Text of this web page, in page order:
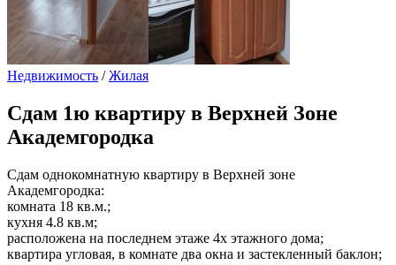
Недвижимость /Жилая
Сдам 1ю квартиру в Верхней Зоне
Академгородка
Сдам однокомнатную квартиру в Верхней зоне
Академгородка:
комната 18 кв.м.;
кухня 4.8 кв.м;
расположена на последнем этаже 4х этажного дома;
квартира угловая, в комнате два окна и застекленный баклон;